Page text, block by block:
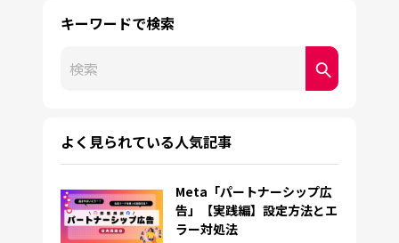
キーワードで検索
これは、自動候補機能付きの検索フィールドです。
よく見られている人気記事
Meta「パートナーシップ広
告」【実践編】設定方法とエ
ラー対処法